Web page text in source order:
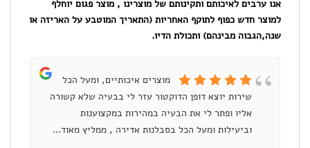
אנו ערבים לאיכותם ותקינותם של מוצרינו , מוצר פגום יוחלף
למוצר חדש כפוף לתוקף האחריות (התאריך המוטבע על האריזה או
שנה,הגבוה מבינהם) ותכולת הדיו.
מוצרים איכותיים, ומעל הכל
שירות יוצא דופן הדוקטור עזר לי בבעיה שלא קשורה
אליו ופתר לי את הבעיה במהירות במקצוענות
וביעילות ומעל הכל בסבלנות אדירה , ממליץ מאוד...